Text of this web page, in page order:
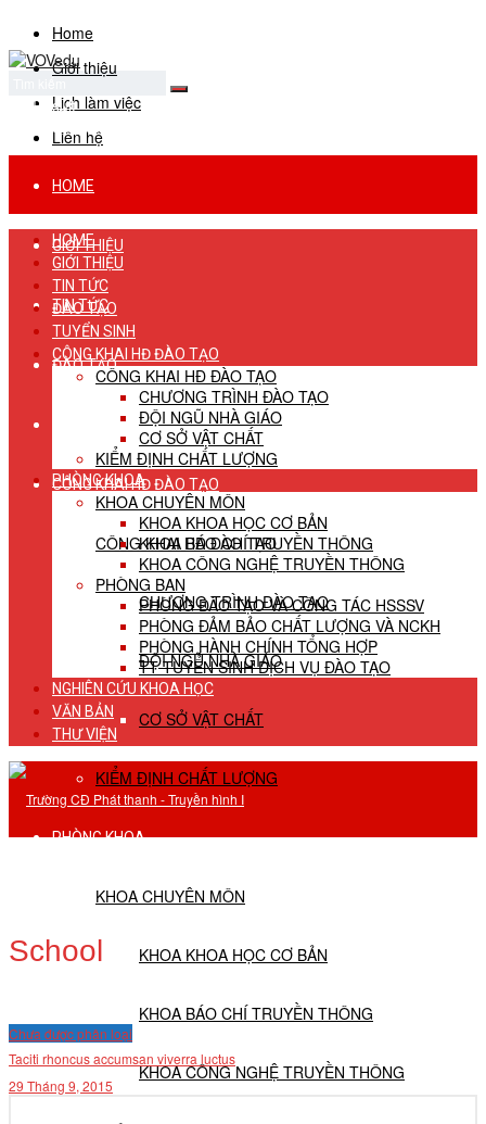
Home
Giới thiệu
Lịch làm việc
Liên hệ
No Result
View All Result
HOME
GIỚI THIỆU
TIN TỨC
ĐÀO TẠO
TUYỂN SINH
CÔNG KHAI HĐ ĐÀO TẠO
CÔNG KHAI HĐ ĐÀO TẠO
CHƯƠNG TRÌNH ĐÀO TẠO
ĐỘI NGŨ NHÀ GIÁO
CƠ SỞ VẬT CHẤT
KIỂM ĐỊNH CHẤT LƯỢNG
PHÒNG KHOA
KHOA CHUYÊN MÔN
KHOA KHOA HỌC CƠ BẢN
KHOA BÁO CHÍ TRUYỀN THÔNG
KHOA CÔNG NGHỆ TRUYỀN THÔNG
HOME
GIỚI THIỆU
TIN TỨC
ĐÀO TẠO
TUYỂN SINH
CÔNG KHAI HĐ ĐÀO TẠO
CÔNG KHAI HĐ ĐÀO TẠO
CHƯƠNG TRÌNH ĐÀO TẠO
ĐỘI NGŨ NHÀ GIÁO
CƠ SỞ VẬT CHẤT
KIỂM ĐỊNH CHẤT LƯỢNG
PHÒNG KHOA
KHOA CHUYÊN MÔN
KHOA KHOA HỌC CƠ BẢN
KHOA BÁO CHÍ TRUYỀN THÔNG
KHOA CÔNG NGHỆ TRUYỀN THÔNG
PHÒNG BAN
PHÒNG ĐÀO TẠO VÀ CÔNG TÁC HSSSV
PHÒNG ĐẢM BẢO CHẤT LƯỢNG VÀ NCKH
PHÒNG HÀNH CHÍNH TỔNG HỢP
TT TUYỂN SINH DỊCH VỤ ĐÀO TẠO
NGHIÊN CỨU KHOA HỌC
VĂN BẢN
THƯ VIỆN
School
Chưa được phân loại
Taciti rhoncus accumsan viverra luctus
29 Tháng 9, 2015